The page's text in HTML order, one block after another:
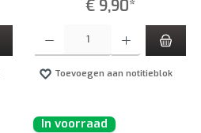
€ 9,90*
Toevoegen aan notitieblok
In voorraad